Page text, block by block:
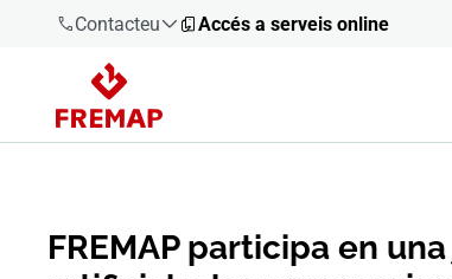
Contacteu
900 61 00
61
919 61 61
Accés a serveis online
FREMAP participa en